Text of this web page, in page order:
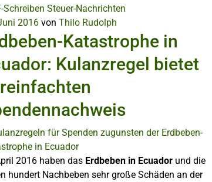
Schreiben Steuer-Nachrichten
2016 von Thilo Rudolph
Katastrophe in
Kulanzregel bietet
2016 haben das Erdbeben in Ecuadorund die
hundert Nachbeben sehr große Schäden an der